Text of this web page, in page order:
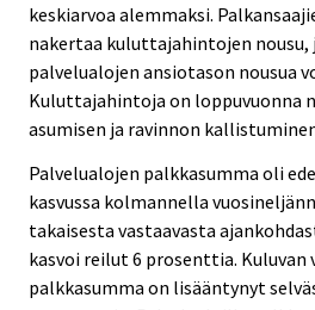
keskiarvoa alemmaksi.
nakertaa kuluttajahintojen nousu,
palvelualojen ansiotason nousua
Kuluttajahintoja on loppuvuonna
asumisen ja ravinnon
Palvelualojen palkkasumma oli
kasvussa kolmannella
takaisesta vastaavasta
kasvoi reilut 6 prosenttia. Kuluvan
palkkasumma on lisääntynyt